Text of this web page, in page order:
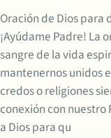
Oración de Dios
¡Ayúdame Padre! La
sangre de la vida
mantenernos unidos
credos o religiones
conexión con nuestro
a Dios para qu